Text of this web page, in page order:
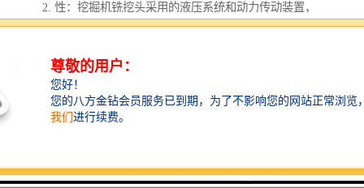
2. 性：挖掘机铣挖头采用的液压系统和动力传动装置，
具有强大的工作能力和的作业速度，能够快速完成工作
任务。
3. 性：挖掘机铣挖头具有的操作控制系统，可以实现的
定位和操作，能够在狭小空间内进行精细作业。
时间工作。